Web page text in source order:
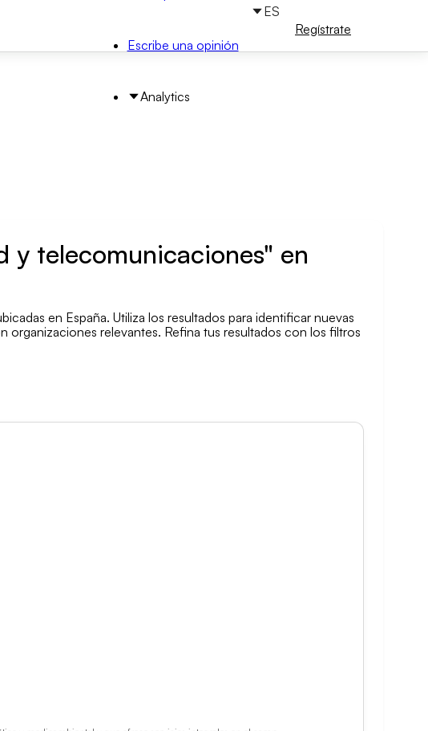
Escribe una opinión
Analytics
ES
Regístrate
y telecomunicaciones" en
en España. Utiliza los resultados para identificar nuevas
relevantes. Refina tus resultados con los filtros